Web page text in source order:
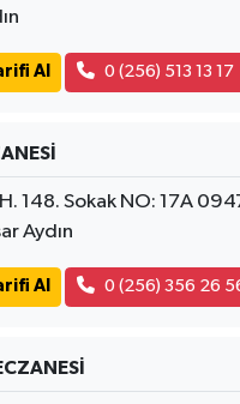
Al 0 (256) 513 13 17
148. Sokak NO: 17A
Aydın
Al 0 (256) 356 26